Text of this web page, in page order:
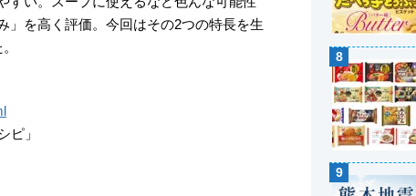
」を高く評価。今回はその2つの特長を生
ピ」